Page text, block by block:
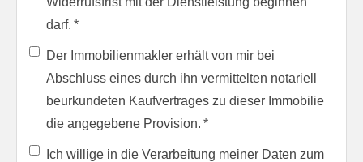
darf. *
Der Immobilienmakler erhält von mir bei
Abschluss eines durch ihn vermittelten notariell
beurkundeten Kaufvertrages zu dieser Immobilie
die angegebene Provision. *
Ich willige in die Verarbeitung meiner Daten zum